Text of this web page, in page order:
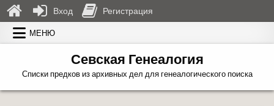
Перейти к содержимому
МЕНЮ
Севская Генеалогия
Списки предков из архивных дел для генеалогического поиска
Вход Регистрация